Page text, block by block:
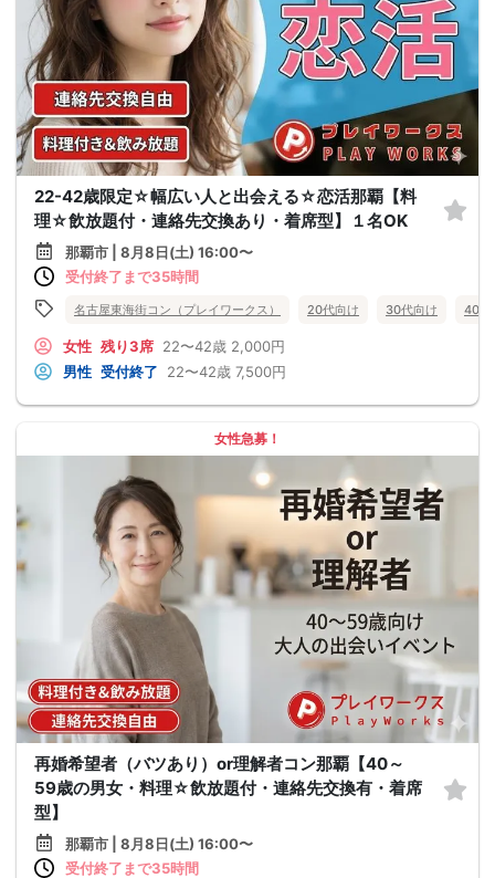
22-42歳限定☆幅広い人と出会える☆恋活那覇【料
理☆飲放題付・連絡先交換あり・着席型】１名OK
那覇市 | 8月8日(土) 16:00〜
受付終了まで35時間
名古屋東海街コン（プレイワークス） 20代向け 30代向け 40代
女性 残り3席 22〜42歳 2,000円
男性 受付終了 22〜42歳 7,500円
女性急募！
再婚希望者（バツあり）or理解者コン那覇【40～
59歳の男女・料理☆飲放題付・連絡先交換有・着席
型】
那覇市 | 8月8日(土) 16:00〜
受付終了まで35時間